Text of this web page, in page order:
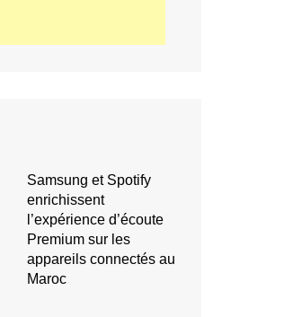
Samsung et Spotify
enrichissent
l’expérience d’écoute
Premium sur les
appareils connectés au
Maroc